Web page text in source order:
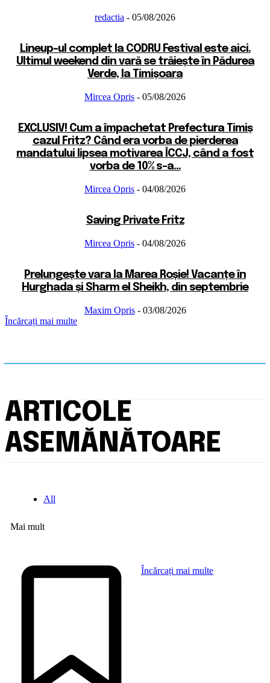
redactia - 05/08/2026
Lineup-ul complet la CODRU Festival este aici.
Ultimul weekend din vară se trăiește în Pădurea
Verde, la Timișoara
Mircea Opris - 05/08/2026
EXCLUSIV! Cum a împachetat Prefectura Timiș
cazul Fritz? Când era vorba de pierderea
mandatului lipsea motivarea ÎCCJ, când a fost
vorba de 10% s-a...
Mircea Opris - 04/08/2026
Saving Private Fritz
Mircea Opris - 04/08/2026
Prelungește vara la Marea Roșie! Vacanțe în
Hurghada și Sharm el Sheikh, din septembrie
Maxim Opris - 03/08/2026
Încărcați mai multe
ARTICOLE
ASEMĂNĂTOARE
All
Mai mult
Încărcați mai multe